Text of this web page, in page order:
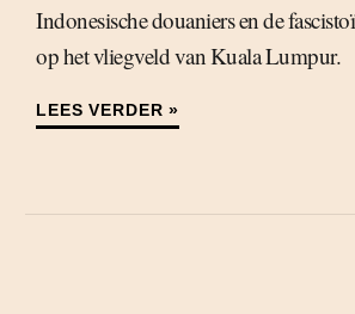
Indonesische douaniers en de
op het vliegveld van Kuala Lumpur.
LEES VERDER »